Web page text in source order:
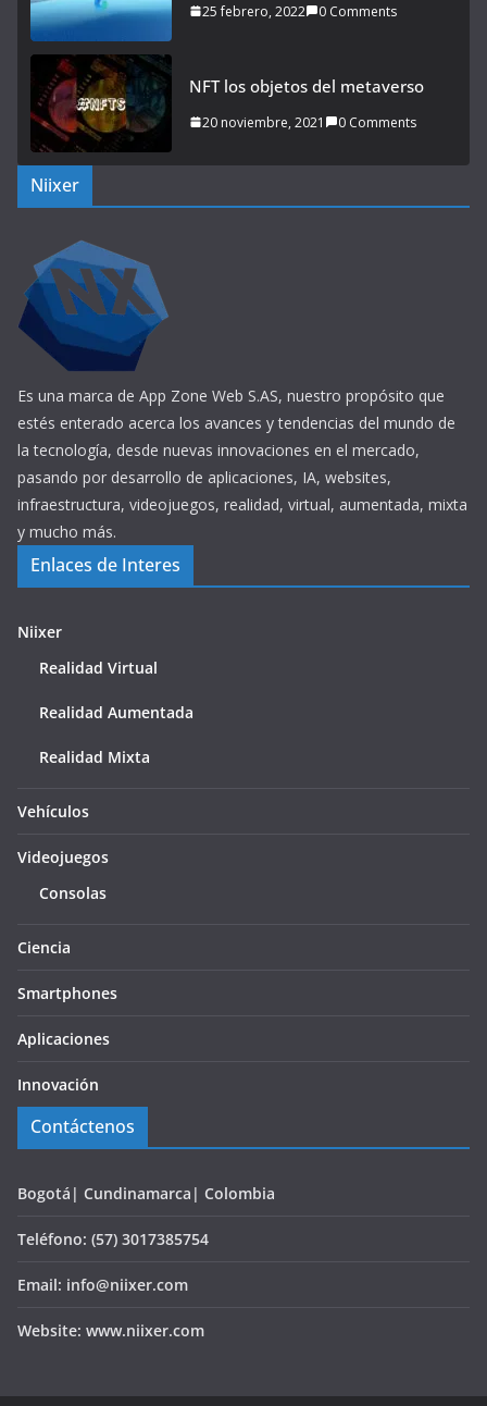
25 febrero, 2022 0 Comments
NFT los objetos del metaverso
20 noviembre, 2021 0 Comments
Niixer
Es una marca de App Zone Web S.AS, nuestro propósito que
estés enterado acerca los avances y tendencias del mundo de
la tecnología, desde nuevas innovaciones en el mercado,
pasando por desarrollo de aplicaciones, IA, websites,
infraestructura, videojuegos, realidad, virtual, aumentada, mixta
y mucho más.
Enlaces de Interes
Niixer
Realidad Virtual
Realidad Aumentada
Realidad Mixta
Vehículos
Videojuegos
Consolas
Ciencia
Smartphones
Aplicaciones
Innovación
Contáctenos
Bogotá| Cundinamarca| Colombia
Teléfono: (57) 3017385754
Email: info@niixer.com
Website: www.niixer.com